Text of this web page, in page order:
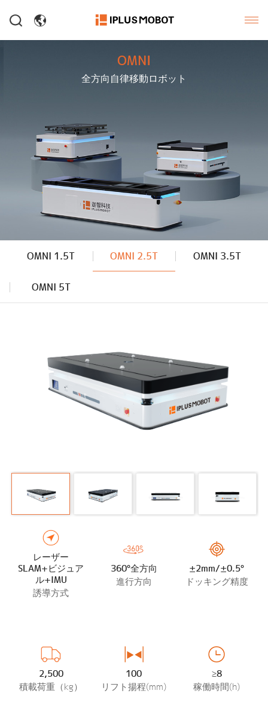
OMNI
全方向自律移動ロボット
OMNI 1.5T OMNI 2.5T OMNI 3.5T
OMNI 5T
レーザー
SLAM+ビジュア
ル+IMU
誘導方式
360°全方向
進行方向
±2mm/±0.5°
ドッキング精度
2,500
積載荷重（kg）
100
リフト揚程(mm)
≥8
稼働時間(h)